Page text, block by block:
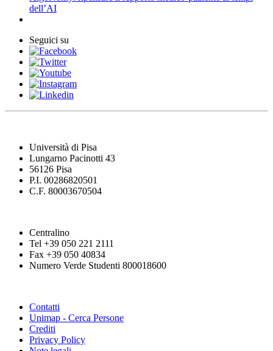
dell’AI
Seguici su
Università di Pisa
Lungarno Pacinotti 43
56126 Pisa
P.I. 00286820501
C.F. 80003670504
Centralino
Tel +39 050 221 2111
Fax +39 050 40834
Numero Verde Studenti 800018600
Contatti
Unimap - Cerca Persone
Crediti
Privacy Policy